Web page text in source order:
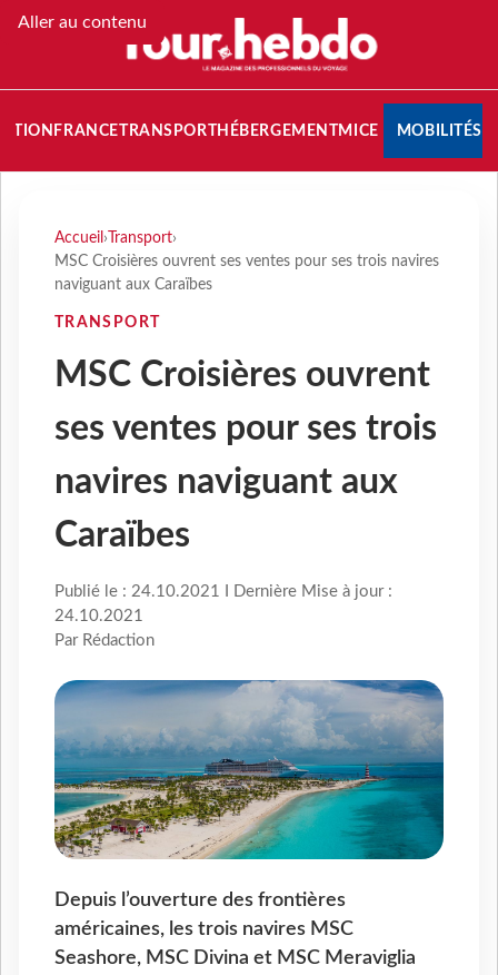
Aller au contenu
FRANCETRANSPORT HÉBERGEMENTMICE MOBILITÉS
Accueil › Transport›
MSC Croisières ouvrent ses ventes pour ses trois navires
naviguant aux Caraïbes
TRANSPORT
MSC Croisières ouvrent
ses ventes pour ses trois
navires naviguant aux
Caraïbes
Publié le : 24.10.2021 I Dernière Mise à jour :
24.10.2021
Par Rédaction
Depuis l’ouverture des frontières
américaines, les trois navires MSC
Seashore, MSC Divina et MSC Meraviglia